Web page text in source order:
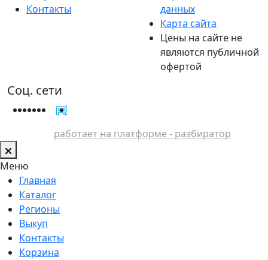
Контакты
данных
Карта сайта
Цены на сайте не
являются публичной
офертой
Соц. сети
работает на платформе - разбиратор
Меню
Главная
Каталог
Регионы
Выкуп
Контакты
Корзина